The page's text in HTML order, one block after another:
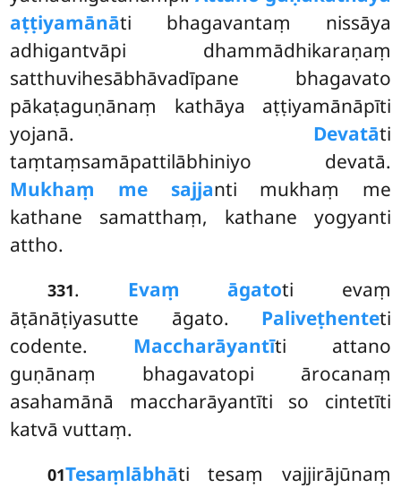
aṭṭiyamānāti bhagavantaṃ nissāya
adhigantvāpi dhammādhikaraṇaṃ
satthuvihesābhāvadīpane bhagavato
pākaṭaguṇānaṃ kathāya aṭṭiyamānāpīti
yojanā. Devatāti
taṃtaṃsamāpattilābhiniyo devatā.
Mukhaṃ me sajjanti mukhaṃ me
kathane samatthaṃ, kathane yogyanti
attho.
331. Evaṃ āgatoti evaṃ
āṭānāṭiyasutte āgato. Paliveṭhenteti
codente. Maccharāyantīti attano
guṇānaṃ bhagavatopi ārocanaṃ
asahamānā maccharāyantīti so cintetīti
katvā vuttaṃ.
01Tesaṃlābhāti tesaṃ vajjirājūnaṃ